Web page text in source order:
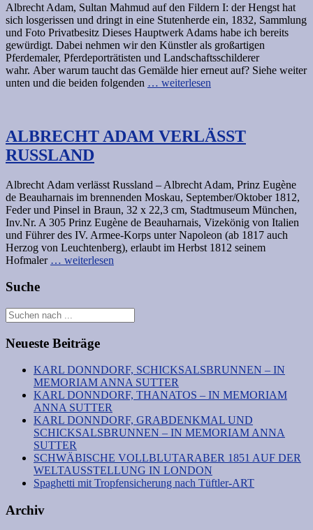
Albrecht Adam, Sultan Mahmud auf den Fildern I: der Hengst hat
sich losgerissen und dringt in eine Stutenherde ein, 1832, Sammlung
und Foto Privatbesitz Dieses Hauptwerk Adams habe ich bereits
gewürdigt. Dabei nehmen wir den Künstler als großartigen
Pferdemaler, Pferdeporträtisten und Landschaftsschilderer
wahr. Aber warum taucht das Gemälde hier erneut auf? Siehe weiter
unten und die beiden folgenden … weiterlesen
ALBRECHT ADAM VERLÄSST
RUSSLAND
Albrecht Adam verlässt Russland – Albrecht Adam, Prinz Eugène
de Beauharnais im brennenden Moskau, September/Oktober 1812,
Feder und Pinsel in Braun, 32 x 22,3 cm, Stadtmuseum München,
Inv.Nr. A 305 Prinz Eugène de Beauharnais, Vizekönig von Italien
und Führer des IV. Armee-Korps unter Napoleon (ab 1817 auch
Herzog von Leuchtenberg), erlaubt im Herbst 1812 seinem
Hofmaler … weiterlesen
Suche
Neueste Beiträge
KARL DONNDORF, SCHICKSALSBRUNNEN – IN
MEMORIAM ANNA SUTTER
KARL DONNDORF, THANATOS – IN MEMORIAM
ANNA SUTTER
KARL DONNDORF, GRABDENKMAL UND
SCHICKSALSBRUNNEN – IN MEMORIAM ANNA
SUTTER
SCHWÄBISCHE VOLLBLUTARABER 1851 AUF DER
WELTAUSSTELLUNG IN LONDON
Spaghetti mit Tropfensicherung nach Tüftler-ART
Archiv